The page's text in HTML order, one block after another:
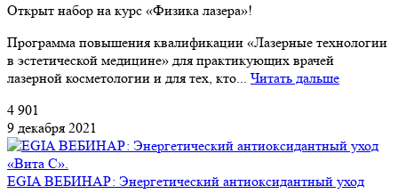
Открыт набор на курс «Физика лазера»!
Программа повышения квалификации «Лазерные технологии
в эстетической медицине» для практикующих врачей
лазерной косметологии и для тех, кто... Читать дальше
4 901
9 декабря 2021
EGIA ВЕБИНАР: Энергетический антиоксидантный уход